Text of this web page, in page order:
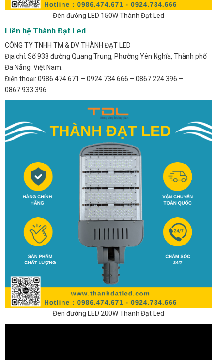
Đèn đường LED 150W Thành Đạt Led
Liên hệ Thành Đạt Led
CÔNG TY TNHH TM & DV THÀNH ĐẠT LED
Địa chỉ: Số 938 đường Quang Trung, Phường Yên Nghĩa, Thành phố
Đà Nẵng, Việt Nam.
Điện thoại: 0986.474.671 – 0924.734.666 – 0867.224.396 –
0867.933.396
Đèn đường LED 200W Thành Đạt Led